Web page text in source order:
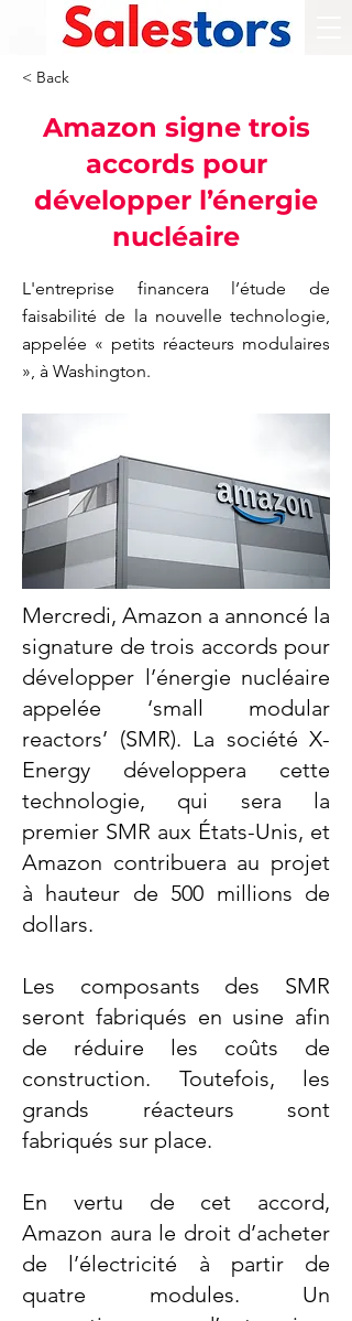
< Back
Amazon signe trois
accords pour
développer l’énergie
nucléaire
L'entreprise financera l’étude de
faisabilité de la nouvelle technologie,
appelée « petits réacteurs modulaires
», à Washington.
Mercredi, Amazon a annoncé la
signature de trois accords pour
développer l’énergie nucléaire
appelée ‘small modular
reactors’ (SMR). La société X-
Energy développera cette
technologie, qui sera la
premier SMR aux États-Unis, et
Amazon contribuera au projet
à hauteur de 500 millions de
dollars.
Les composants des SMR
seront fabriqués en usine afin
de réduire les coûts de
construction. Toutefois, les
grands réacteurs sont
fabriqués sur place.
En vertu de cet accord,
Amazon aura le droit d’acheter
de l’électricité à partir de
quatre modules. Un